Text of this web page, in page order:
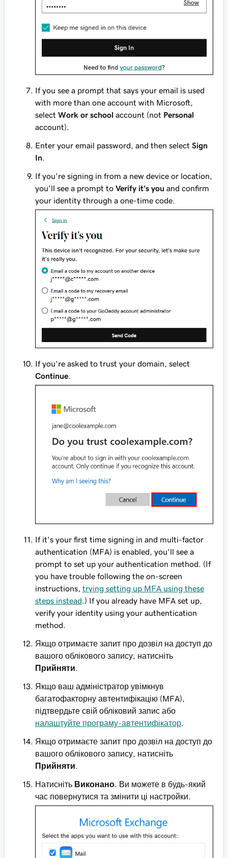
If you see a prompt that says your email is used
with more than one account with Microsoft,
select Work or school account (not Personal
account).
Enter your email password, and then select Sign
In
If you're signing in from a new device or location,
you'll see a prompt to Verify it's you and confirm
your identity through a one-time code.
If you're asked to trust your domain, select
Continue.
If it's your first time signing in and multi-factor
authentication (MFA) is enabled, you'll see a
prompt to set up your authentication method. (If
you have trouble following the on-screen
instructions, trying setting up MFA using these
steps instead .) If you already have MFA set up,
verify your identity using your authentication
method.
Якщо отримаєте запит про дозвіл на доступ до
вашого облікового запису, натисніть
Прийняти
Якщо ваш адміністратор увімкнув
багатофакторну автентифікацію (MFA),
підтвердьте свій обліковий запис або
налаштуйте програму-автентифікатор
Якщо отримаєте запит про дозвіл на доступ до
вашого облікового запису, натисніть
Прийняти
Натисніть Виконано . Ви можете в будь-який
час повернутися та змінити ці настройки.